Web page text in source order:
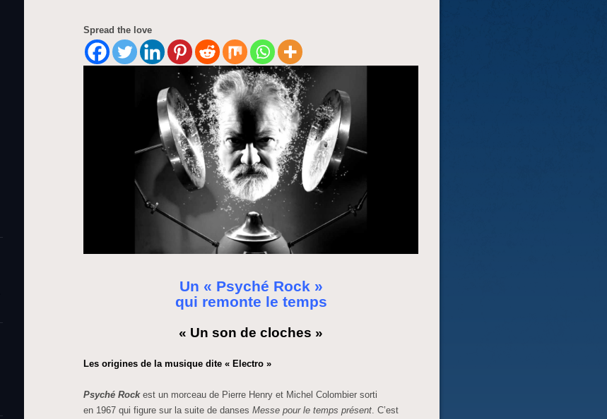
Spread the love
Un « Psyché Rock »
qui remonte le temps
« Un son de cloches »
Les origines de la musique dite « Electro »
Psyché Rockest un morceau de Pierre Henry et Michel Colombier sorti
en 1967 qui figure sur la suite de danses Messe pour le temps présent . C’est